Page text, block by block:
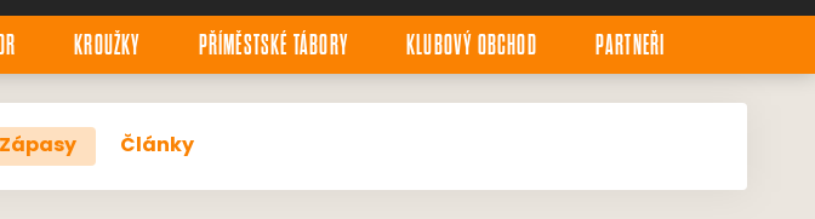
KROUŽKY PŘÍMĚSTSKÉ TÁBORY KLUBOVÝ OBCHOD PARTNEŘI
Zápasy Články